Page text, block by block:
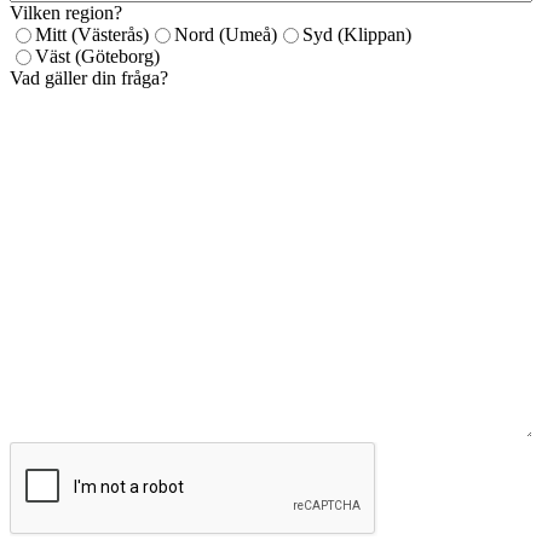
Vilken region?
Mitt (Västerås)
Nord (Umeå)
Syd (Klippan)
Väst (Göteborg)
Vad gäller din fråga?
CAPTCHA